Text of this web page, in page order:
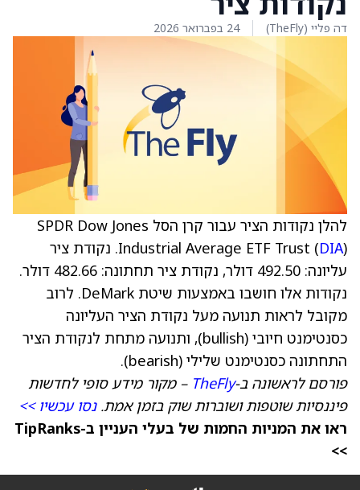
דה פליי (TheFly) 24 בפברואר 2026
להלן נקודות הציר עבור קרן הסל SPDR Dow Jones
Industrial Average ETF Trust (DIA
). נקודת ציר
עליונה: 492.50 דולר, נקודת ציר תחתונה: 482.66 דולר.
נקודות אלו חושבו באמצעות שיטת DeMark. לרוב
מקובל לראות תנועה מעל נקודת הציר העליונה
כסנטימנט חיובי (bullish), ותנועה מתחת לנקודת הציר
התחתונה כסנטימנט שלילי (bearish).
פורסם לראשונה ב-TheFly – מקור מידע סופי לחדשות
פיננסיות שוטפות ושוברות שוק בזמן אמת.נסו עכשיו >>
ראו את המניות החמות של בעלי העניין ב-TipRanks
>>